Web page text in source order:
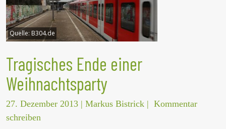
Quelle: B304.de
Tragisches Ende einer
Weihnachtsparty
27. Dezember 2013 | Markus Bistrick | Kommentar
schreiben